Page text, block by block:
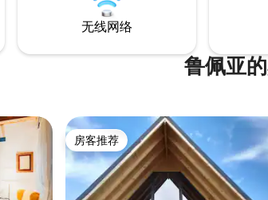
无线网络
鲁佩亚
房客推荐
房客推荐